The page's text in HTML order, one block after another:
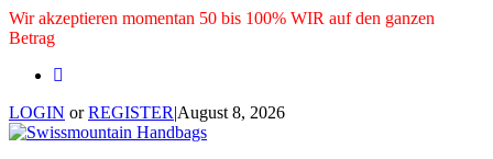
Wir akzeptieren momentan 50 bis 100% WIR auf den ganzen
Betrag
LOGIN orREGISTER|August 8, 2026